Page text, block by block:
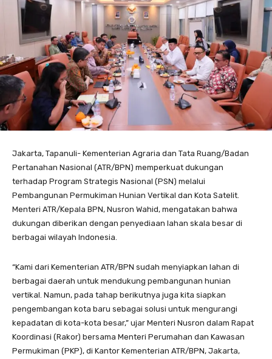
Jakarta, Tapanuli- Kementerian Agraria dan Tata Ruang/Badan
Pertanahan Nasional (ATR/BPN) memperkuat dukungan
terhadap Program Strategis Nasional (PSN) melalui
Pembangunan Permukiman Hunian Vertikal dan Kota Satelit.
Menteri ATR/Kepala BPN, Nusron Wahid, mengatakan bahwa
dukungan diberikan dengan penyediaan lahan skala besar di
berbagai wilayah Indonesia.
“Kami dari Kementerian ATR/BPN sudah menyiapkan lahan di
berbagai daerah untuk mendukung pembangunan hunian
vertikal. Namun, pada tahap berikutnya juga kita siapkan
pengembangan kota baru sebagai solusi untuk mengurangi
kepadatan di kota-kota besar,” ujar Menteri Nusron dalam Rapat
Koordinasi (Rakor) bersama Menteri Perumahan dan Kawasan
Permukiman (PKP), di Kantor Kementerian ATR/BPN, Jakarta,